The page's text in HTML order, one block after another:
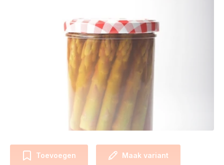
Toevoegen Maak variant